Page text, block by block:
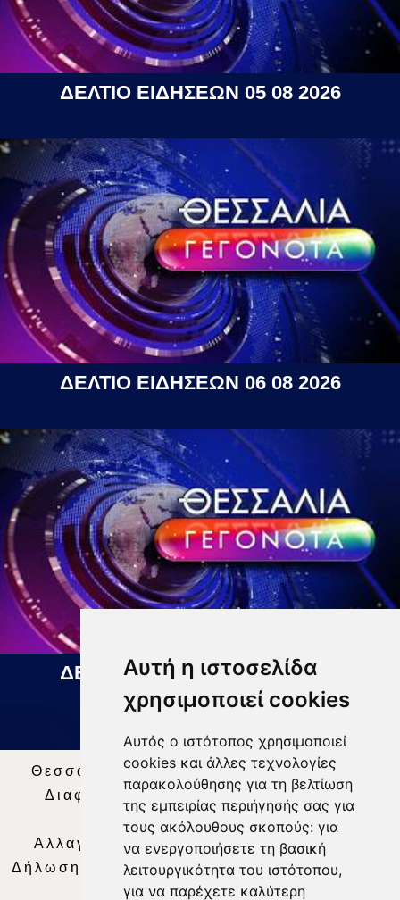
Αυτή η ιστοσελίδα
χρησιμοποιεί cookies
Αυτός ο ιστότοπος χρησιμοποιεί
cookies και άλλες τεχνολογίες
παρακολούθησης για τη βελτίωση
της εμπειρίας περιήγησής σας για
τους ακόλουθους σκοπούς: για
να ενεργοποιήσετε τη βασική
λειτουργικότητα του ιστότοπου,
για να παρέχετε καλύτερη
ΔΕΛΤΙΟ ΕΙΔΗΣΕΩΝ 05 08 2026
ΔΕΛΤΙΟ ΕΙΔΗΣΕΩΝ 06 08 2026
ΔΕΛΤΙΟ ΕΙΔΗΣΕΩΝ 07 08 2026
Θεσσαλία Τηλεόραση|SNG Services
Διαφήμιση | Όροι Χρήσης |Δήλωση
Απορρήτου |
Περιεχόμενο
Αλλαγή Προτιμήσεων για τα Cookies
Δήλωση συμμόρφωσης με τη σύσταση (ΕΕ)
2018/334|Ταυτότητα